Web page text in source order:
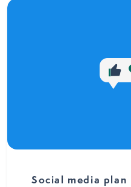
Social media plan